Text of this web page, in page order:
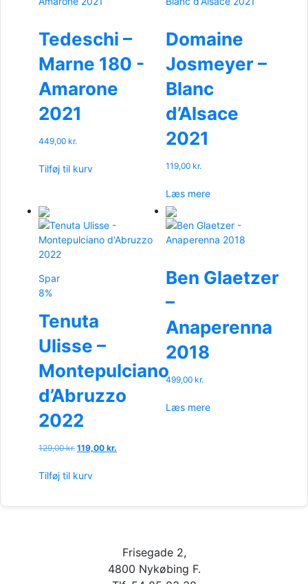
Tedeschi –
Marne 180 -
Amarone
2021
449,00 kr.
Tilføj til kurv
Domaine
Josmeyer –
Blanc
d’Alsace
2021
119,00 kr.
Læs mere
Spar
8%
Tenuta
Ulisse –
Montepulciano
d’Abruzzo
2022
129,00kr. Den
pris
119,00 kr.
Tilføj til kurv
Ben Glaetzer
–
Anaperenna
2018
499,00 kr.
Læs mere
Frisegade 2,
4800 Nykøbing F.